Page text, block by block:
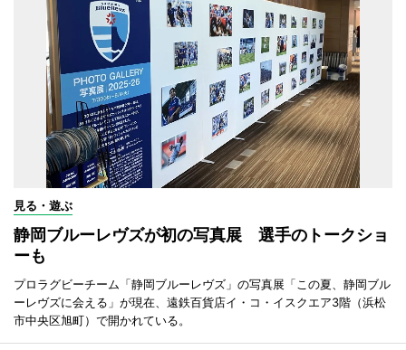
見る・遊ぶ
静岡ブルーレヴズが初の写真展 選手のトークショ
ーも
プロラグビーチーム「静岡ブルーレヴズ」の写真展「この夏、静岡ブル
ーレヴズに会える」が現在、遠鉄百貨店イ・コ・イスクエア3階（浜松
市中央区旭町）で開かれている。